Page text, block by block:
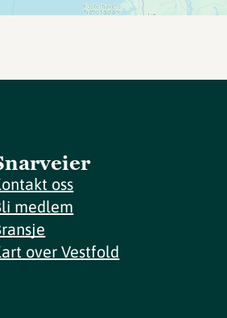
oss
medlem
over Vestfold